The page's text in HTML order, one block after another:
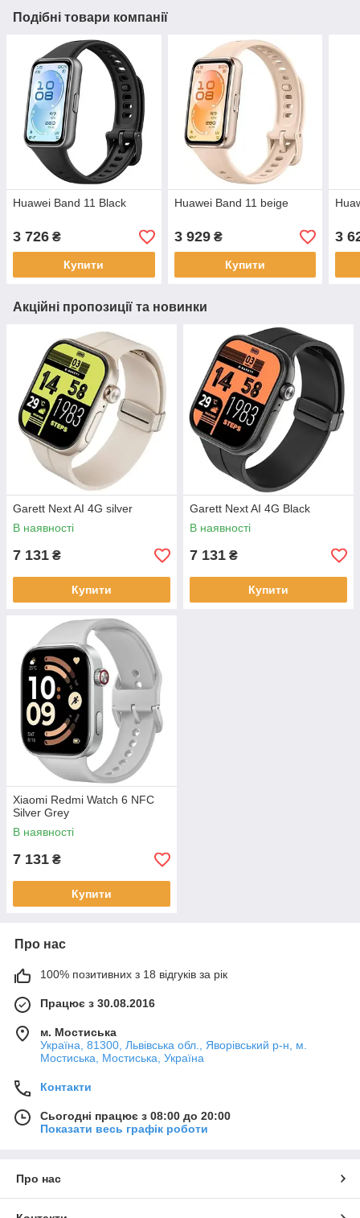
Подібні товари компанії
Huawei Band 11 Black
3 726 ₴
Купити
Huawei Band 11 beige
3 929₴
Купити
3
Акційні пропозиції та новинки
Garett Next AI 4G silver
В наявності
7 131 ₴
Купити
Garett Next AI 4G Black
В наявності
7 131 ₴
Купити
Xiaomi Redmi Watch 6 NFC
Silver Grey
В наявності
7 131 ₴
Купити
Про нас
100% позитивних з 18 відгуків за рік
Працює з 30.08.2016
м. Мостиська
Україна, 81300, Львівська обл., Яворівський р-н, м.
Мостиська, Мостиська, Україна
Контакти
Сьогодні працює з 08:00 до 20:00
Показати весь графік роботи
Про нас